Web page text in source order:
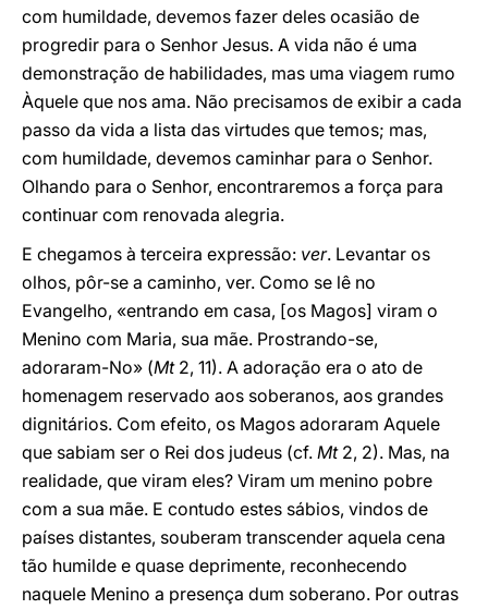
com humildade, devemos fazer deles ocasião de
progredir para o Senhor Jesus. A vida não é uma
demonstração de habilidades, mas uma viagem rumo
Àquele que nos ama. Não precisamos de exibir a cada
passo da vida a lista das virtudes que temos; mas,
com humildade, devemos caminhar para o Senhor.
Olhando para o Senhor, encontraremos a força para
continuar com renovada alegria.
E chegamos à terceira expressão: ver. Levantar os
olhos, pôr-se a caminho, ver. Como se lê no
Evangelho, «entrando em casa, [os Magos] viram o
Menino com Maria, sua mãe. Prostrando-se,
adoraram-No» (Mt2, 11). A adoração era o ato de
homenagem reservado aos soberanos, aos grandes
dignitários. Com efeito, os Magos adoraram Aquele
que sabiam ser o Rei dos judeus (cf. Mt2, 2). Mas, na
realidade, que viram eles? Viram um menino pobre
com a sua mãe. E contudo estes sábios, vindos de
países distantes, souberam transcender aquela cena
tão humilde e quase deprimente, reconhecendo
naquele Menino a presença dum soberano. Por outras